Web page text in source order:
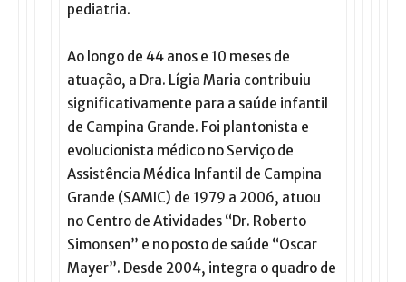
pediatria.
Ao longo de 44 anos e 10 meses de
atuação, a Dra. Lígia Maria contribuiu
significativamente para a saúde infantil
de Campina Grande. Foi plantonista e
evolucionista médico no Serviço de
Assistência Médica Infantil de Campina
Grande (SAMIC) de 1979 a 2006, atuou
no Centro de Atividades “Dr. Roberto
Simonsen” e no posto de saúde “Oscar
Mayer”. Desde 2004, integra o quadro de